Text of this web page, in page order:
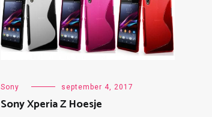
Sony september 4, 2017
Sony Xperia Z Hoesje